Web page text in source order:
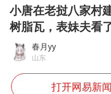
白海
浙
牛津
小唐在老挝八家村
树脂瓦，表妹夫看
春月yy
山东
打开网易新